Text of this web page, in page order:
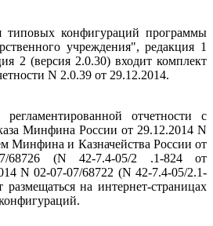
типовых конфигураций программы
учреждения", редакция 1
2 (версия 2.0.30) входит комплект
N 2.0.39 от 29.12.2014.
отчетности с
Минфина России от 29.12.2014 N
Минфина и Казначейства России от
68726 (N 42-7.4-05/2 .1-824 от
N 02-07-07/68722 (N 42-7.4-05/2.1-
размещаться на интернет-страницах